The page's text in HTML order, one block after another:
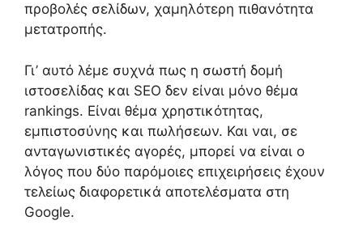
προβολές σελίδων, χαμηλότερη πιθανότητα
μετατροπής.
Γι’ αυτό λέμε συχνά πως η σωστή δομή
ιστοσελίδας και SEO δεν είναι μόνο θέμα
rankings. Είναι θέμα χρηστικότητας,
εμπιστοσύνης και πωλήσεων. Και ναι, σε
ανταγωνιστικές αγορές, μπορεί να είναι ο
λόγος που δύο παρόμοιες επιχειρήσεις έχουν
τελείως διαφορετικά αποτελέσματα στη
Google.